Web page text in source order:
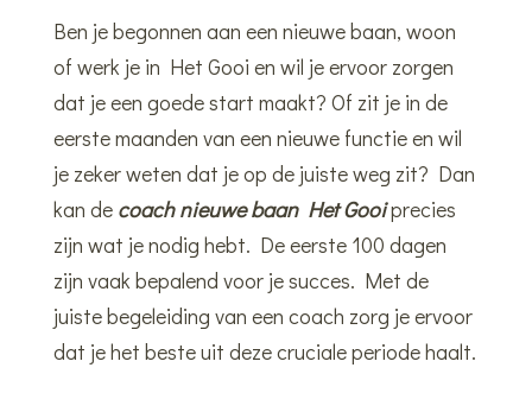
Ben je begonnen aan een nieuwe baan, woon
of werk je in Het Gooi en wil je ervoor zorgen
dat je een goede start maakt? Of zit je in de
eerste maanden van een nieuwe functie en wil
je zeker weten dat je op de juiste weg zit? Dan
kan de coach nieuwe baanHet Gooiprecies
zijn wat je nodig hebt. De eerste 100 dagen
zijn vaak bepalend voor je succes. Met de
juiste begeleiding van een coach zorg je ervoor
dat je het beste uit deze cruciale periode haalt.